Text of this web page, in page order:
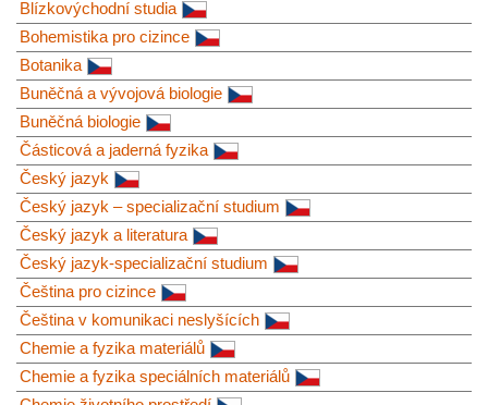
Blízkovýchodní studia
Bohemistika pro cizince
Botanika
Buněčná a vývojová biologie
Buněčná biologie
Částicová a jaderná fyzika
Český jazyk
Český jazyk – specializační studium
Český jazyk a literatura
Český jazyk-specializační studium
Čeština pro cizince
Čeština v komunikaci neslyšících
Chemie a fyzika materiálů
Chemie a fyzika speciálních materiálů